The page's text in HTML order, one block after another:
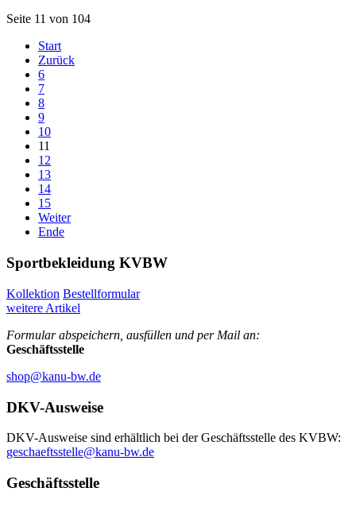
Seite 11 von 104
Start
Zurück
6
7
8
9
10
11
12
13
14
15
Weiter
Ende
Sportbekleidung KVBW
Kollektion Bestellformular
weitere Artikel
Formular abspeichern, ausfüllen und per Mail an:
Geschäftsstelle
shop@kanu-bw.de
DKV-Ausweise
DKV-Ausweise sind erhältlich bei der Geschäftsstelle des KVBW:
geschaeftsstelle@kanu-bw.de
Geschäftsstelle